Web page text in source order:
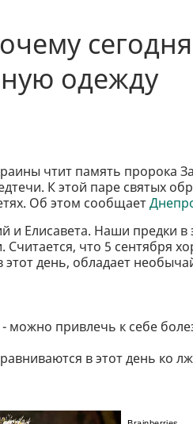
сегодня
одежду
чтит память пророка
К этой паре святых
Об этом сообщает
и Елисавета. Наши предки в
что 5 сентября
день, обладает
можно привлечь к себе
в этот день ко